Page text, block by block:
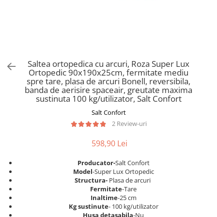
Saltele Memory Pocket
Saltele cu plasa arcuri
Saltele cu spuma
Saltele cu spuma poliuretanica
Saltele 160x200
Saltele 180x200
Top saltele
Scaune pentru living
Seturi comode living si vitrine
Mobila living
Set mese plus scaune
Etajere Birou
Dulap birou
Birouri
Scaune pentru birou
Scaune pentru vizitatori
Scaune birou copii
Scaune resigilate
Scaune gradinita
Scaune terasa si outdoor
Saltea ortopedica cu arcuri, Roza Super Lux
Ortopedic 90x190x25cm, fermitate mediu
spre tare, plasa de arcuri Bonell, reversibila,
banda de aerisire spaceair, greutate maxima
sustinuta 100 kg/utilizator, Salt Confort
Salt Confort
2 Review-uri
598,90 Lei
Producator-Salt Confort
Model-Super Lux Ortopedic
Structura- Plasa de arcuri
Fermitate-Tare
Inaltime-25 cm
Kg sustinute- 100 kg/utilizator
Husa detasabila-Nu